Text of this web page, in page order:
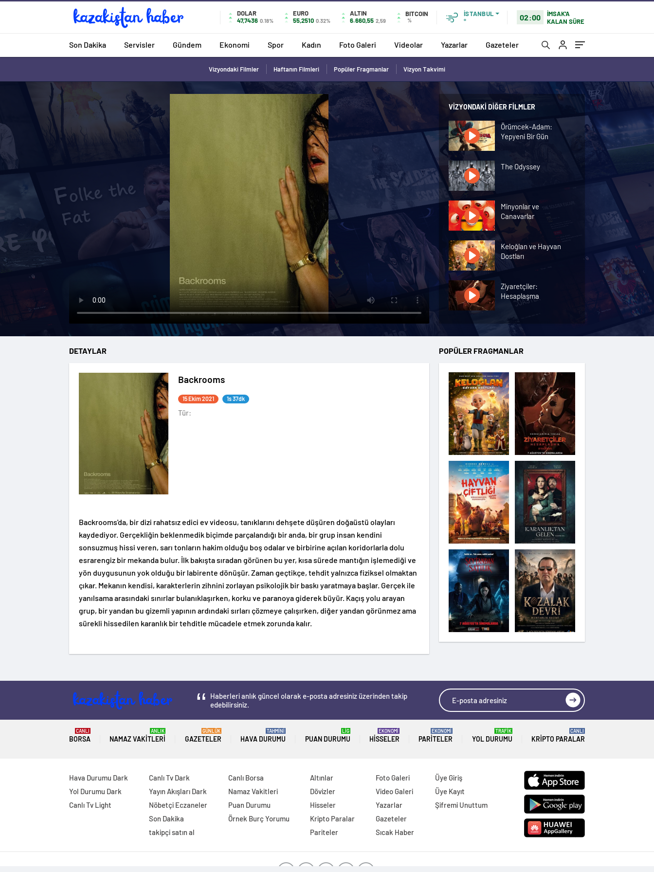
DOLAR
47,7436 0.18%
EURO
55,2510 0.32%
ALTIN
6.660,55 2,59
BITCOIN
%
İSTANBUL
°
02:00
İMSAK'A
KALAN SÜRE
Son Dakika Servisler Gündem Ekonomi Spor Kadın Foto Galeri Videolar Yazarlar Gazeteler
Vizyondaki Filmler Haftanın Filmleri Popüler Fragmanlar Vizyon Takvimi
VIZYONDAKI DIĞER FILMLER
Örümcek-Adam:
Yepyeni Bir Gün
The Odyssey
Minyonlar ve
Canavarlar
Keloğlan ve Hayvan
Dostları
Ziyaretçiler:
Hesaplaşma
Nasreddin Hoca:
Zaman Yolcusu 4
Hayvan Çiftliği
Karanlıktan Gelen
Şeytandan Satılık
Moana
Kozalak Devri
DETAYLAR
Backrooms
15 Ekim 2021 1s 37dk
Tür:
Backrooms'da, bir dizi rahatsız edici ev videosu, tanıklarını dehşete düşüren doğaüstü olayları
kaydediyor. Gerçekliğin beklenmedik biçimde parçalandığı bir anda, bir grup insan kendini
sonsuzmuş hissi veren, sarı tonların hakim olduğu boş odalar ve birbirine açılan koridorlarla dolu
esrarengiz bir mekanda bulur. İlk bakışta sıradan görünen bu yer, kısa sürede mantığın işlemediği ve
yön duygusunun yok olduğu bir labirente dönüşür. Zaman geçtikçe, tehdit yalnızca fiziksel olmaktan
çıkar. Mekanın kendisi, karakterlerin zihnini zorlayan psikolojik bir baskı yaratmaya başlar. Gerçek ile
yanılsama arasındaki sınırlar bulanıklaşırken, korku ve paranoya giderek büyür. Kaçış yolu arayan
grup, bir yandan bu gizemli yapının ardındaki sırları çözmeye çalışırken, diğer yandan görünmez ama
sürekli hissedilen karanlık bir tehditle mücadele etmek zorunda kalır.
POPÜLER FRAGMANLAR
Haberleri anlık güncel olarak e-posta adresiniz üzerinden takip
edebilirsiniz.
BORSA
CANLI
NAMAZ VAKITLERI
ANLIK
GAZETELER
GÜNLÜK
HAVA DURUMU
TAHMİNİ
PUAN DURUMU
LİG
HISSELER
EKONOMİ
PARITELER
EKONOMİ
YOL DURUMU
TRAFİK
KRIPTO PARALAR
CANLI
Hava Durumu Dark
Yol Durumu Dark
Canlı Tv Light
Canlı Tv Dark
Yayın Akışları Dark
Nöbetçi Eczaneler
Son Dakika
takipçi satın al
Canlı Borsa
Namaz Vakitleri
Puan Durumu
Örnek Burç Yorumu
Altınlar
Dövizler
Hisseler
Kripto Paralar
Pariteler
Foto Galeri
Video Galeri
Yazarlar
Gazeteler
Sıcak Haber
Üye Giriş
Üye Kayıt
Şifremi Unuttum